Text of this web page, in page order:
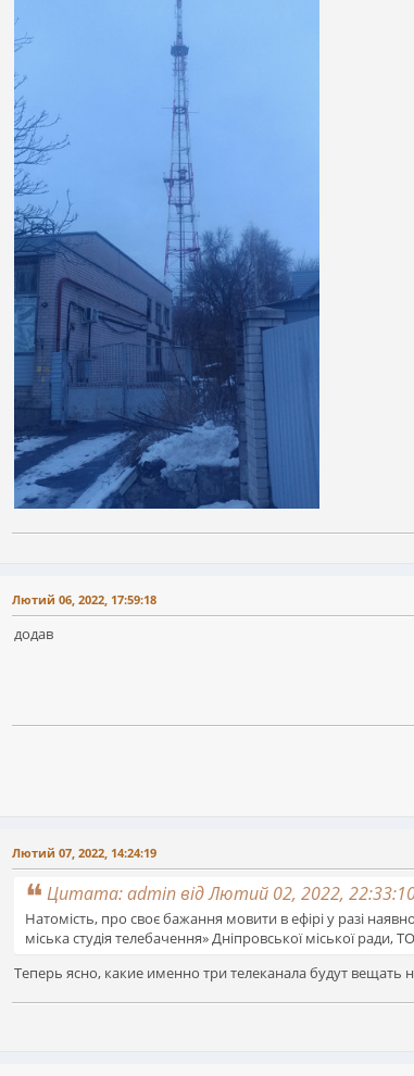
Лютий 06, 2022, 17:59:18
додав
Лютий 07, 2022, 14:24:19
Цитата: admin від Лютий 02, 2022,
Натомість, про своє бажання мовити в ефірі у разі
міська студія телебачення» Дніпровської міської
Теперь ясно, какие именно три телеканала будут вещать